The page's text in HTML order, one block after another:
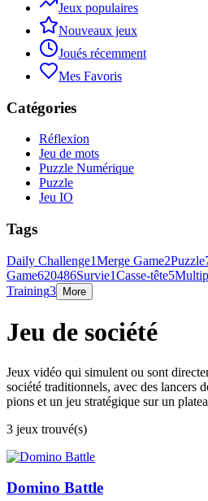
Jeux populaires
Nouveaux jeux
Joués récemment
Mes Favoris
Catégories
Réflexion
Jeu de mots
Puzzle Numérique
Puzzle
Jeu IO
Tags
Daily Challenge1Merge Game2Puzzle
Game620486Survie1Casse-tête5
Training3 More
Jeu de société
Jeux vidéo qui simulent ou sont
société traditionnels, avec des lancers
pions et un jeu stratégique sur un
3 jeux trouvé(s)
Domino Battle